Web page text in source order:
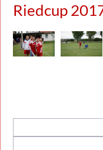
Riedcup